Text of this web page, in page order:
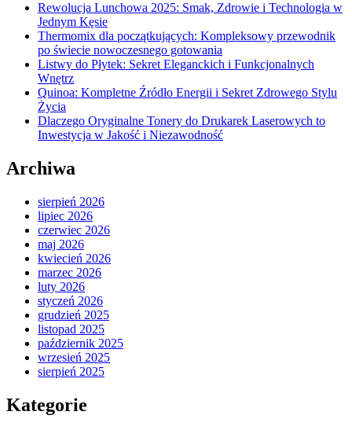
Rewolucja Lunchowa 2025: Smak, Zdrowie i Technologia w
Jednym Kęsie
Thermomix dla początkujących: Kompleksowy przewodnik
po świecie nowoczesnego gotowania
Listwy do Płytek: Sekret Eleganckich i Funkcjonalnych
Wnętrz
Quinoa: Kompletne Źródło Energii i Sekret Zdrowego Stylu
Życia
Dlaczego Oryginalne Tonery do Drukarek Laserowych to
Inwestycja w Jakość i Niezawodność
Archiwa
sierpień 2026
lipiec 2026
czerwiec 2026
maj 2026
kwiecień 2026
marzec 2026
luty 2026
styczeń 2026
grudzień 2025
listopad 2025
październik 2025
wrzesień 2025
sierpień 2025
Kategorie